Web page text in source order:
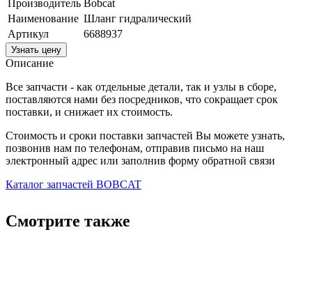
Производитель Bobcat
Наименование Шланг гидралический
Артикул
6688937
Узнать цену
Описание
Все запчасти - как отдельные детали, так и узлы в сборе,
поставляются нами без посредников, что сокращает срок
поставки, и снижает их стоимость.
Стоимость и сроки поставки запчастей Вы можете узнать,
позвонив нам по телефонам, отправив письмо на наш
электронный адрес или заполнив форму обратной связи
Каталог запчастей BOBCAT
Смотрите также